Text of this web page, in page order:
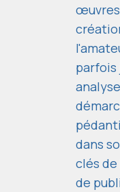
œuvres
parfois
dans
clés
de